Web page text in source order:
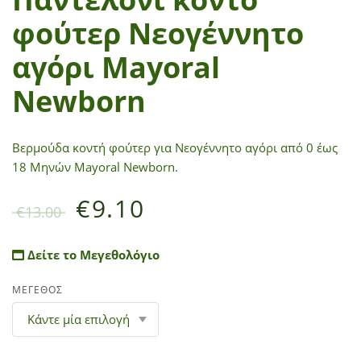
φούτερ Νεογέννητο
αγόρι Mayoral
Newborn
Βερμούδα κοντή φούτερ για Νεογέννητο αγόρι από 0 έως
18 Μηνών Mayoral Newborn.
€13.00 €9.10
Δείτε το Μεγεθολόγιο
ΜΕΓΕΘΟΣ